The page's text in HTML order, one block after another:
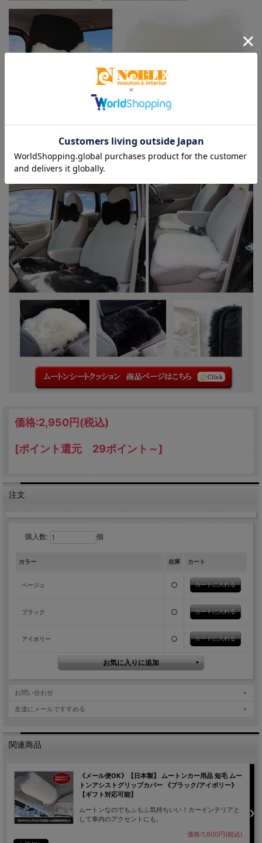
価格:2,950円(税込)
[ポイント還元 29ポイント～]
注文
購入数: 個
カラー 在庫 カート
ベージュ ○
ブラック ○
アイボリー ○
お問い合わせ
友達にメールですすめる
関連商品
《メール便OK》【日本製】 ムートンカー用品 短毛 ムー
トンアシストグリップカバー 《ブラック/アイボリー》
【ギフト対応可能】
ムートンなのでもふもふ気持ちいい！カーインテリアと
して車内のアクセントにも。
価格:1,600円(税込)